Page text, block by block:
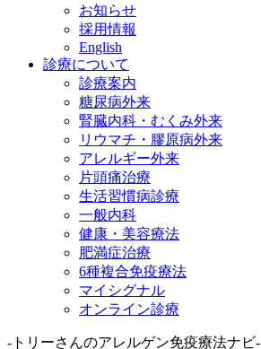
お知らせ
採用情報
English
診療について
診療案内
糖尿病外来
腎臓内科・むくみ外来
リウマチ・膠原病外来
アレルギー外来
片頭痛治療
生活習慣病診療
一般内科
健康・美容療法
肥満症治療
6種複合免疫療法
マイシグナル
オンライン診療
-トリーさんのアレルゲン免疫療法ナビ-